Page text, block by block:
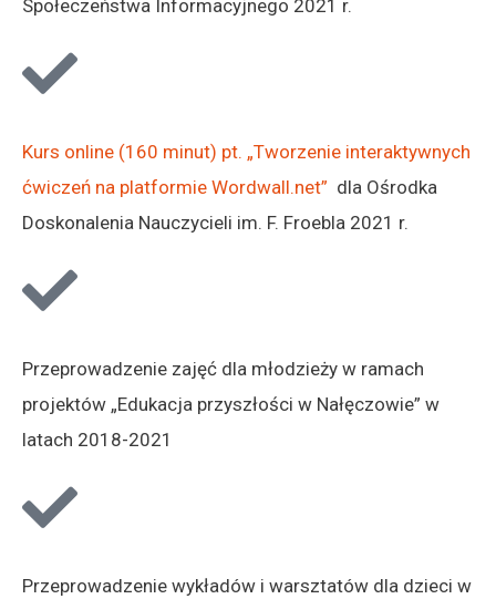
Społeczeństwa Informacyjnego 2021 r.
Kurs online (160 minut) pt. „Tworzenie interaktywnych
ćwiczeń na platformie Wordwall.net” dla Ośrodka
Doskonalenia Nauczycieli im. F. Froebla 2021 r.
Przeprowadzenie zajęć dla młodzieży w ramach
projektów „Edukacja przyszłości w Nałęczowie” w
latach 2018-2021
Przeprowadzenie wykładów i warsztatów dla dzieci w